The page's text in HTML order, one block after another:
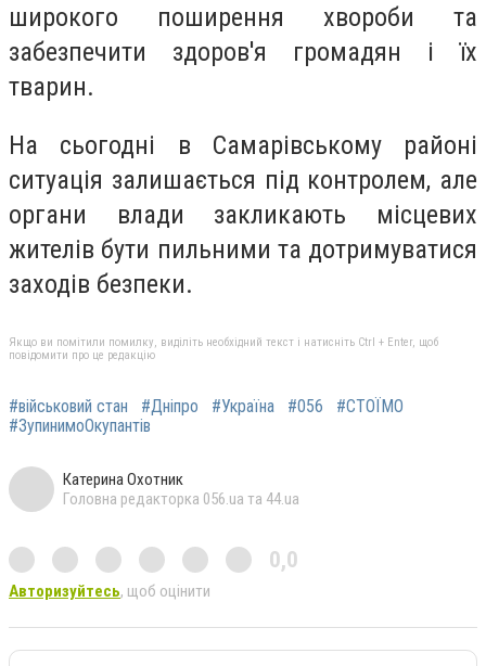
широкого поширення хвороби та
забезпечити здоров'я громадян і їх
тварин.
На сьогодні в Самарівському районі
ситуація залишається під контролем, але
органи влади закликають місцевих
жителів бути пильними та дотримуватися
заходів безпеки.
Якщо ви помітили помилку, виділіть необхідний текст і натисніть Ctrl + Enter, щоб
повідомити про це редакцію
#військовий стан #Дніпро #Україна #056
#СТОЇМО
#ЗупинимоОкупантів
Катерина Охотник
Головна редакторка 056.ua та 44.ua
0,0
Авторизуйтесь, щоб оцінити